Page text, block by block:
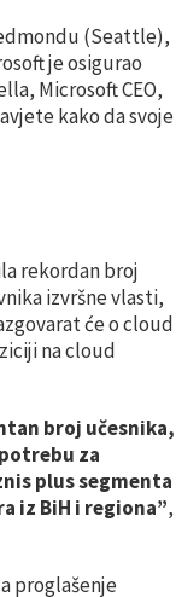
(Seattle),
je osigurao
Microsoft CEO,
kako da svoje
rekordan broj
izvršne vlasti,
će o cloud
na cloud
broj učesnika,
za
plus segmenta
iz BiH i regiona”,
proglašenje